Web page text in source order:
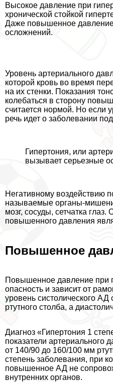
Высокое давление при
хронической стойкой
Даже повышенное давление
осложнений.
Уровень артериального
которой кровь во время
на их стенки. Показания
колeбaться в сторону
считается нормой. Но если
речь идет о заболевании
Гипертония, или
вызывает серьезные
Негативному воздействию
называемые органы-
мозг, сосуды, сетчатка
повышенного давления
Повышенное
Повышенное давление при
опасность и зависит от
уровень систолического АД
ртутного столба, а
Диагноз «Гипертония 1
показатели артериального
от 140/90 до 160/100 мм
степень заболевания, при
повышенное АД не
внутренних органов.